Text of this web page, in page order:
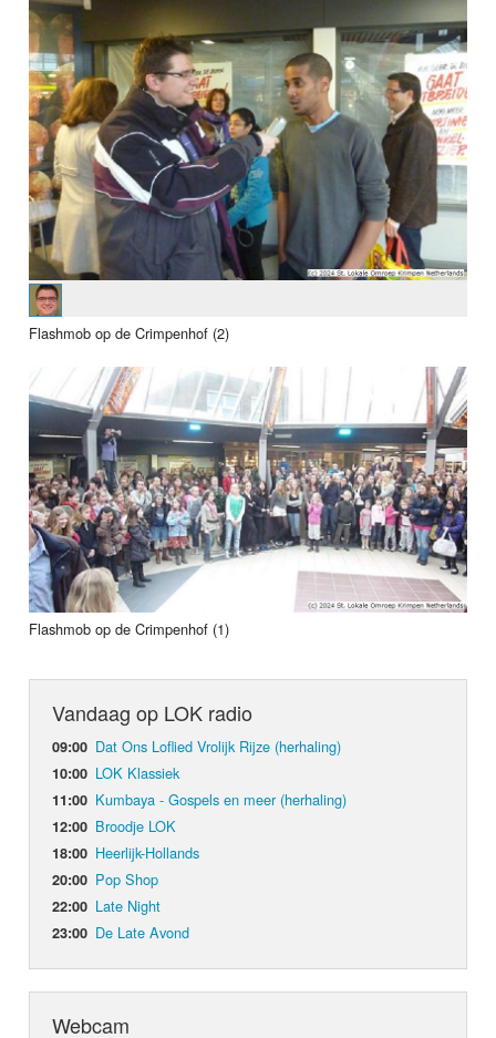
Flashmob op de Crimpenhof (2)
Flashmob op de Crimpenhof (1)
Vandaag op LOK radio
09:00 Dat Ons Loflied Vrolijk Rijze (herhaling)
10:00 LOK Klassiek
11:00 Kumbaya - Gospels en meer (herhaling)
12:00 Broodje LOK
18:00 Heerlijk-Hollands
20:00 Pop Shop
22:00 Late Night
23:00 De Late Avond
Webcam